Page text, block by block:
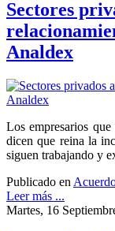
Sectores
Analdex
Los empresarios
dicen que reina la
siguen trabajando y
Publicado en
Leer más ...
Martes, 16